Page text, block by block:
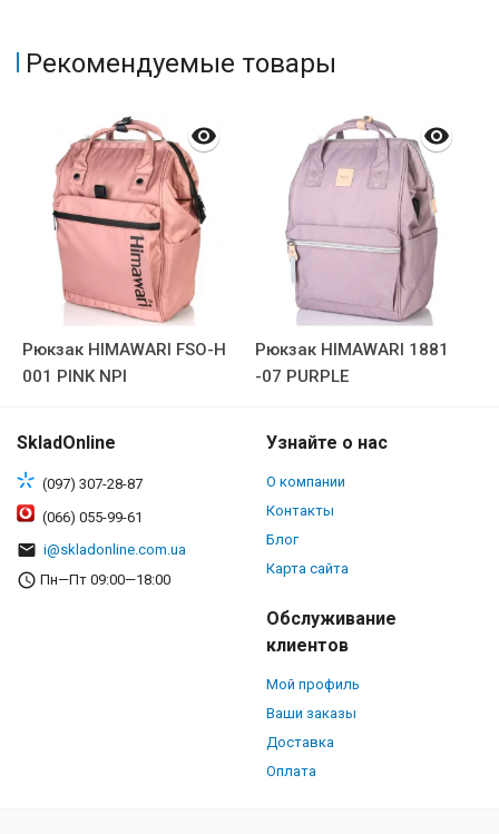
Рекомендуемые товары
Рюкзак HIMAWARI FSO-H
001 PINK NPI
Рюкзак HIMAWARI 1881
-07 PURPLE
SkladOnline
(097) 307-28-87
(066) 055-99-61
i@skladonline.com.ua
Пн—Пт 09:00—18:00
Узнайте о нас
О компании
Контакты
Блог
Карта сайта
Обслуживание
клиентов
Мой профиль
Ваши заказы
Доставка
Оплата